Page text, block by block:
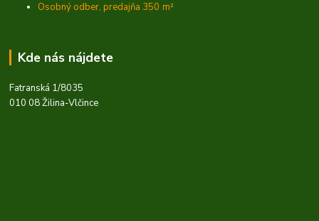
Osobný odber, predajňa 350 m²
Kde nás nájdete
Fatranská 1/8035
010 08 Žilina-Vlčince